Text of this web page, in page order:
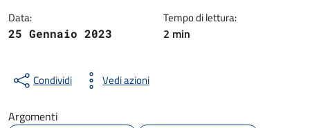
Data:
25 Gennaio 2023
Tempo di lettura:
2 min
Condividi Vedi azioni
Argomenti